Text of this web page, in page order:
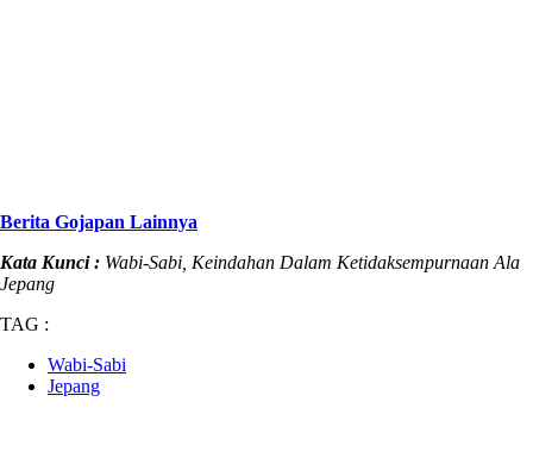
Berita Gojapan Lainnya
Kata Kunci : Wabi-Sabi, Keindahan Dalam Ketidaksempurnaan Ala
Jepang
TAG :
Wabi-Sabi
Jepang